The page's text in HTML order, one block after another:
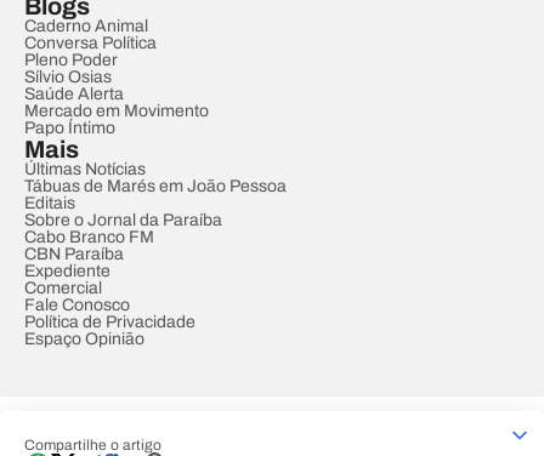
Compartilhe o artigo
Blogs
Caderno Animal
Conversa Política
Pleno Poder
Sílvio Osias
Saúde Alerta
Mercado em Movimento
Papo Íntimo
Mais
Últimas Notícias
Tábuas de Marés em João Pessoa
Editais
Sobre o Jornal da Paraíba
Cabo Branco FM
CBN Paraíba
Expediente
Comercial
Fale Conosco
Política de Privacidade
Espaço Opinião